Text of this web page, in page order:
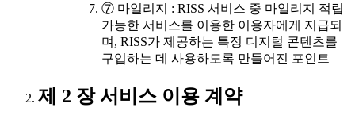
⑦ 마일리지 : RISS 서비스 중 마일리지 적립
가능한 서비스를 이용한 이용자에게 지급되
며, RISS가 제공하는 특정 디지털 콘텐츠를
구입하는 데 사용하도록 만들어진 포인트
제 2 장 서비스 이용 계약